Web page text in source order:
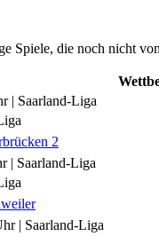
Spiele, die noch nicht
| Saarland-Liga
2
| Saarland-Liga
| Saarland-Liga